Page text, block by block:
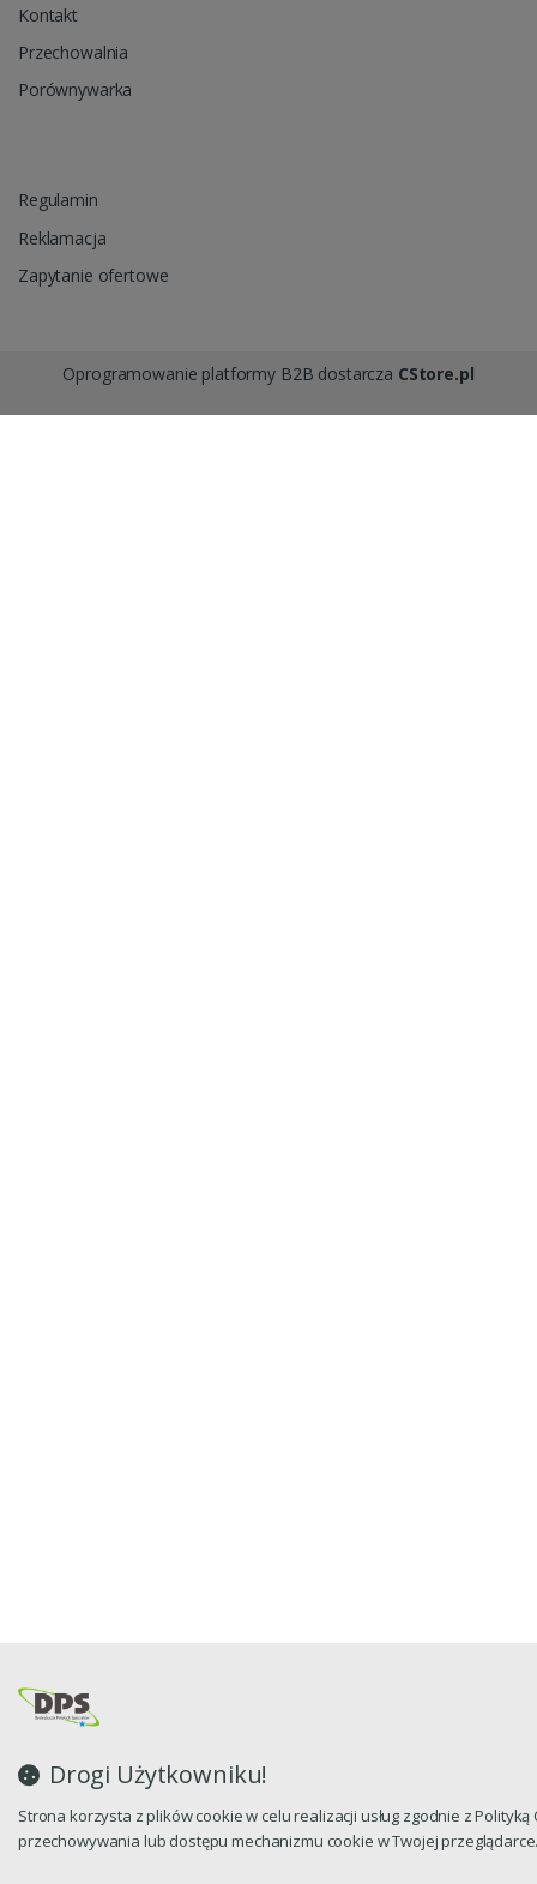
Drogi Użytkowniku!
Strona korzysta z plików cookie w celu realizacji usług zgodnie z
przechowywania lub dostępu mechanizmu cookie w Twojej
Kontakt
Przechowalnia
Porównywarka
Regulamin
Reklamacja
Zapytanie ofertowe
Oprogramowanie platformy B2B dostarcza CStore.pl